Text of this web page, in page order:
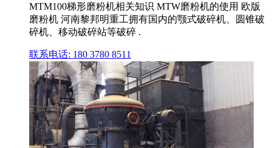
MTM100梯形磨粉机相关知识 MTW磨粉机的使用 欧版
磨粉机 河南黎邦明重工拥有国内的颚式破碎机、圆锥破
碎机、移动破碎站等破碎 .
联系电话: 180 3780 8511